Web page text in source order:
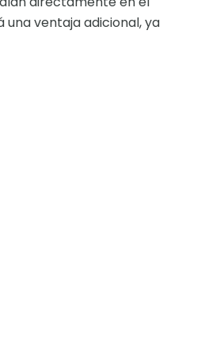
una ventaja adicional, ya